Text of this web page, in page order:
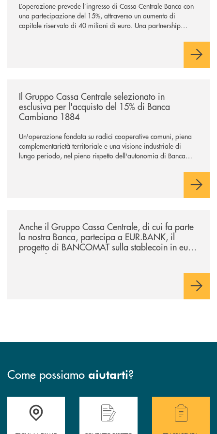
L’operazione prevede l’ingresso di Cassa Centrale Banca con
una partecipazione del 15%, attraverso un aumento di
capitale riservato di 40 milioni di euro. Una partnership
comuni e sulla prossimità ai territori, per ampliare l’offerta e
Il Gruppo Cassa Centrale selezionato in
esclusiva per l'acquisto del 15% di Banca
Cambiano 1884
Un'operazione fondata su radici cooperative comuni, piena
complementarietà territoriale e una visione industriale di
lungo periodo, nel pieno rispetto dell'autonomia di Banca
negoziazione esclusiva per la finalizzazione dell’operazione.
Anche il Gruppo Cassa Centrale, di cui fa parte
la nostra Banca, partecipa a EUR.BANK, il
progetto di BANCOMAT sulla stablecoin in euro
e sul relativo ecosistema
Come possiamo aiutarti?
Accedi all' elenco completo delle filiali della Bcc.
Hai bisogno di assistenza immediata?
Hai bisogno di